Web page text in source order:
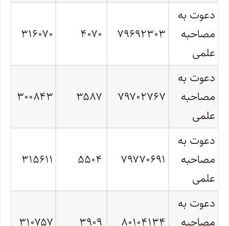
دعوت به
مصاحبه
علمی
۷۹۶۹۲۳۰۳ ۴۰۷۰ ۳۱۶۰۷۰
دعوت به
مصاحبه
علمی
۷۹۷۰۲۷۶۷ ۳۵۸۷ ۳۰۰۸۴۳
دعوت به
مصاحبه
علمی
۷۹۷۷۰۶۹۱ ۵۵۰۴ ۳۱۵۶۱۱
دعوت به
مصاحبه
۸۰۱۰۴۱۳۴ ۳۹۰۹ ۳۱۰۷۵۷